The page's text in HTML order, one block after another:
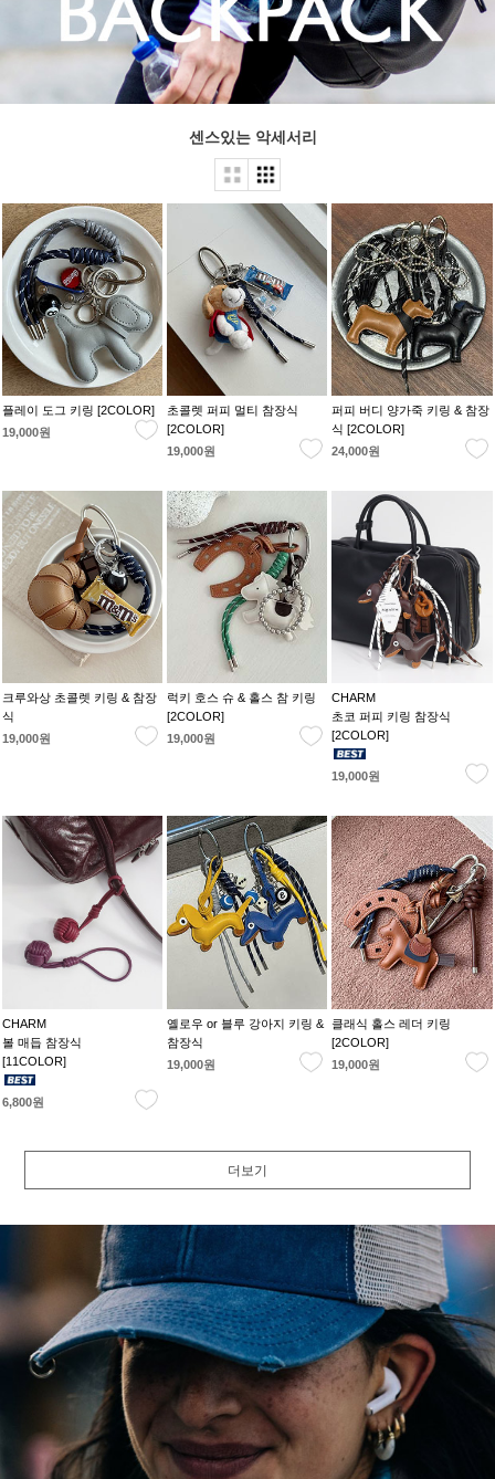
센스있는 악세서리
플레이 도그 키링 [2COLOR]
19,000원
초콜렛 퍼피 멀티 참장식
[2COLOR]
19,000원
퍼피 버디 양가죽 키링 & 참장
식 [2COLOR]
24,000원
크루와상 초콜렛 키링 & 참장
식
19,000원
럭키 호스 슈 & 홀스 참 키링
[2COLOR]
19,000원
CHARM
초코 퍼피 키링 참장식
[2COLOR]
19,000원
CHARM
볼 매듭 참장식
[11COLOR]
6,800원
옐로우 or 블루 강아지 키링 &
참장식
19,000원
클래식 홀스 레더 키링
[2COLOR]
19,000원
더보기